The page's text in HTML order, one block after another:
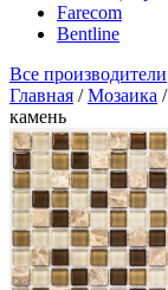
Farecom
Bentline
Все производители
Главная /Мозаика /
камень